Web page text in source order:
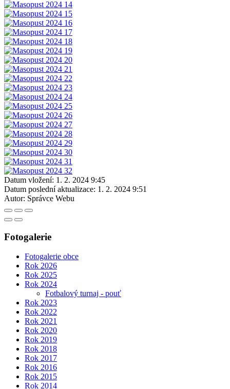
Datum vložení: 1. 2. 2024 9:45
Datum poslední aktualizace: 1. 2. 2024 9:51
Autor: Správce Webu
Fotogalerie
Fotogalerie obce
Rok 2026
Rok 2025
Rok 2024
Fotbalový turnaj - pouť
Rok 2023
Rok 2022
Rok 2021
Rok 2020
Rok 2019
Rok 2018
Rok 2017
Rok 2016
Rok 2015
Rok 2014